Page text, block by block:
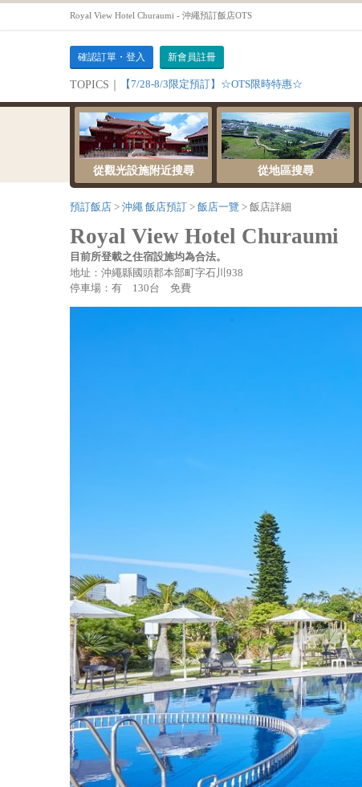
Royal View Hotel Churaumi - 沖繩預訂飯店OTS
確認訂單・登入 新會員註冊
TOPICS｜ 【7/28-8/3限定預訂】☆OTS限時特惠☆
從觀光設施附近搜尋 從地區搜尋
預訂飯店 沖繩 飯店預訂 飯店一覽 飯店詳細
Royal View Hotel Churaumi
目前所登載之住宿設施均為合法。
地址：沖繩縣國頭郡本部町字石川938
停車場：有 130台 免費